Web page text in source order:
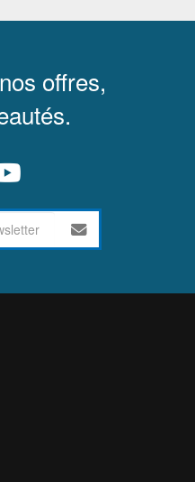
offres,